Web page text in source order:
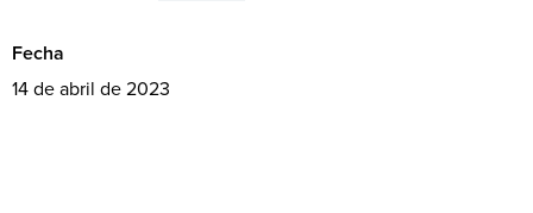
Fecha
14 de abril de 2023